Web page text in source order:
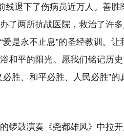
退下了伤病员近万人。善胜
了两所抗战医院，救治了许
是永不止息”的圣经教训。
和平的阳光。愿我们铭记历
胜、和平必胜、人民必胜”
锣鼓演奏《尧都雄风》中拉